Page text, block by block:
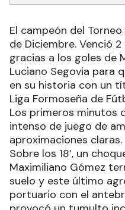
El campeón del
de Diciembre. Venció
gracias a los goles de
Luciano Segovia para
en su historia con un
Liga Formoseña de
Los primeros minutos
intenso de juego de
aproximaciones claras.
Sobre los 18’, un
Maximiliano Gómez
suelo y este último
portuario con el